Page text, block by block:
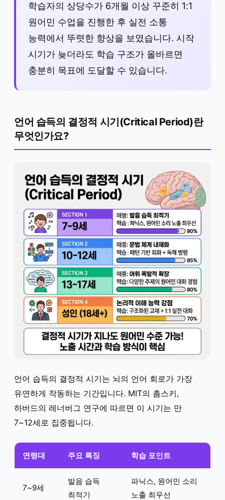
학습자의 상당수가 6개월 이상 꾸준히 1:1
원어민 수업을 진행한 후 실전 소통
능력에서 뚜렷한 향상을 보였습니다. 시작
시기가 늦더라도 학습 구조가 올바르면
충분히 목표에 도달할 수 있습니다.
언어 습득의 결정적 시기(Critical Period)란
무엇인가요?
언어 습득의 결정적 시기는 뇌의 언어 회로가 가장
유연하게 작동하는 기간입니다. MIT의 촘스키,
하버드의 레너버그 연구에 따르면 이 시기는 만
7~12세로 집중됩니다.
연령대 주요 특징 학습 포인트
7~9세
발음 습득
최적기
파닉스, 원어민 소리
노출 최우선